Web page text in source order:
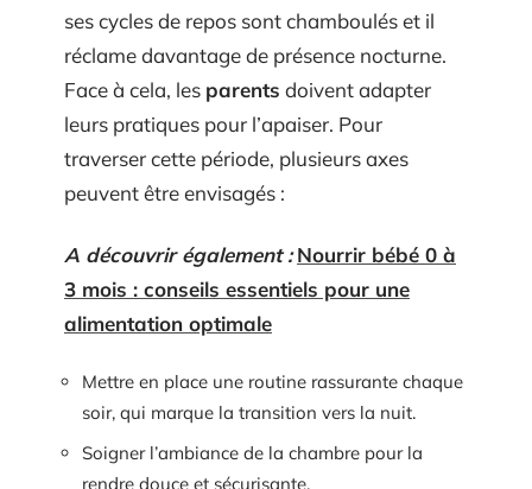
ses cycles de repos sont chamboulés et il
réclame davantage de présence nocturne.
Face à cela, les parents doivent adapter
leurs pratiques pour l’apaiser. Pour
traverser cette période, plusieurs axes
peuvent être envisagés :
A découvrir également : Nourrir bébé 0 à
3 mois : conseils essentiels pour une
alimentation optimale
Mettre en place une routine rassurante chaque
soir, qui marque la transition vers la nuit.
Soigner l’ambiance de la chambre pour la
rendre douce et sécurisante.